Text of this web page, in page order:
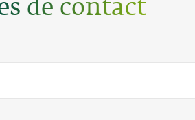
de contact